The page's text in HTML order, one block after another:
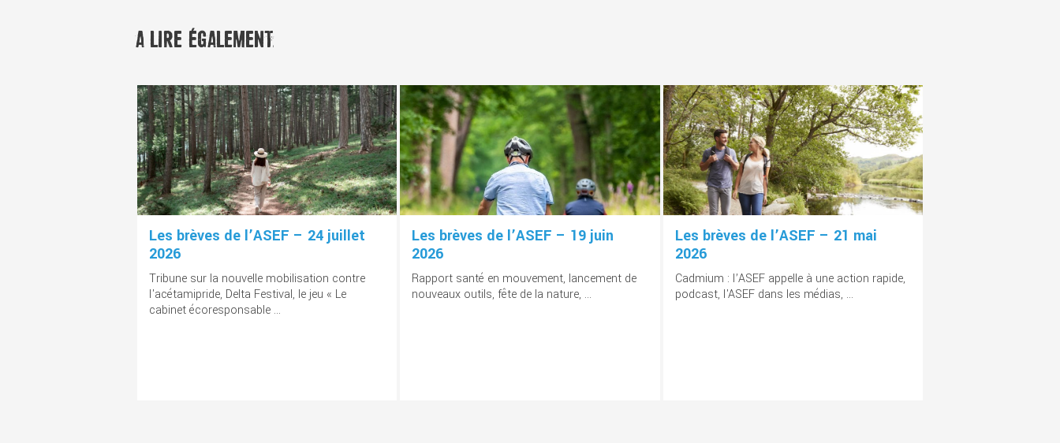
A LIRE ÉGALEMENT
Les brèves de l’ASEF – 24 juillet
2026
Tribune sur la nouvelle mobilisation contre
l'acétamipride, Delta Festival, le jeu « Le
cabinet écoresponsable ...
Les brèves de l’ASEF – 19 juin
2026
Rapport santé en mouvement, lancement de
nouveaux outils, fête de la nature, ...
Les brèves de l’ASEF – 21 mai
2026
Cadmium : l’ASEF appelle à une action rapide,
podcast, l'ASEF dans les médias, ...